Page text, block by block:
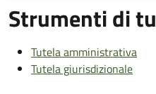
Strumenti di
Tutela amministrativa
Tutela giurisdizionale